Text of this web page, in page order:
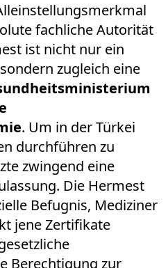
fachliche Autorität
ist nicht nur ein
zugleich eine
. Um in der Türkei
durchführen zu
zwingend eine
Die Hermest
Befugnis, Mediziner
jene Zertifikate
Berechtigung zur